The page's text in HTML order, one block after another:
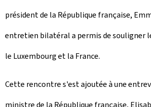
président de la République française,
entretien bilatéral a permis de souligner
le Luxembourg et la France.
Cette rencontre s'est ajoutée à une
ministre de la République française,